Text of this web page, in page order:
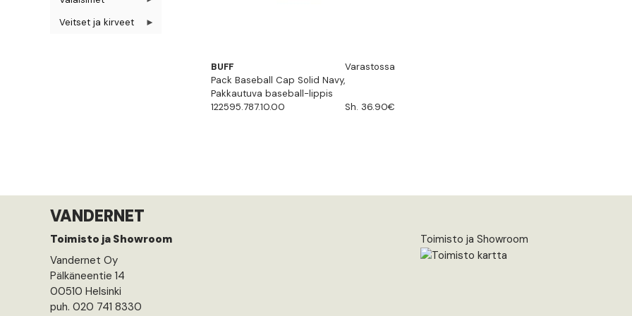
BUFF
Varastossa
Pack Baseball Cap Solid Navy,
Pakkautuva baseball-lippis
122595.787.10.00
Sh. 36.90€
Veitset ja kirveet
VANDERNET
Toimisto ja Showroom
Vandernet Oy
Pälkäneentie 14
00510 Helsinki
puh. 020 741 8330
Toimisto ja Showroom